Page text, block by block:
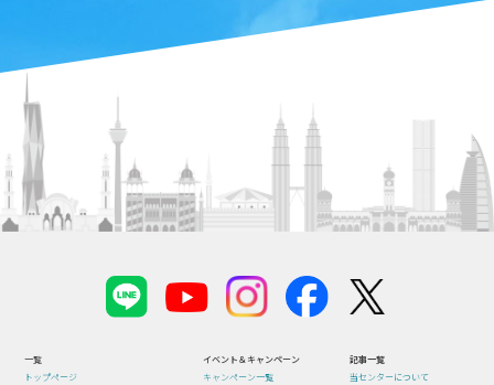
一覧
トップページ
イベント＆キャンペーン
キャンペーン一覧
記事一覧
当センターについて